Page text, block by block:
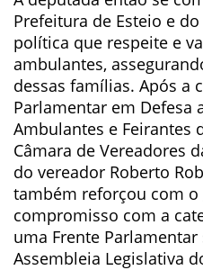
Prefeitura de Esteio e
política que respeite e
ambulantes,
dessas famílias. Após a
Parlamentar em Defesa
Ambulantes e Feirantes
Câmara de Vereadores
do vereador Roberto
também reforçou com o
compromisso com a
uma Frente
Assembleia Legislativa